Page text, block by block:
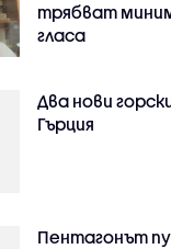
трябват
гласа
Два нови
Гърция
Пентагонът